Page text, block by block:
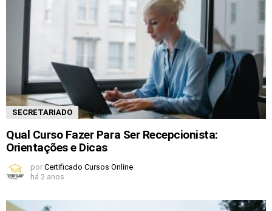
SECRETARIADO
Qual Curso Fazer Para Ser Recepcionista:
Orientações e Dicas
por Certificado Cursos Online
há 2 anos